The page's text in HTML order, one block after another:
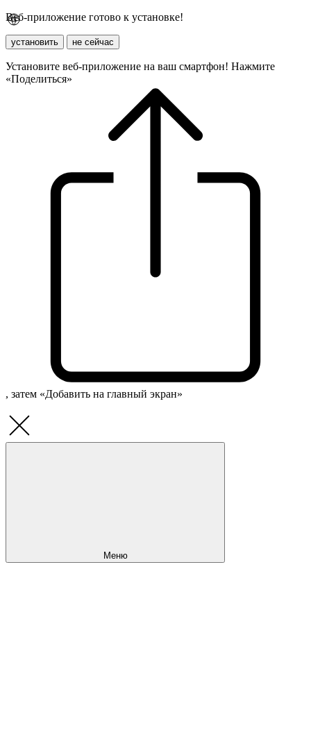
Веб-приложение готово к установке!
установить не сейчас
Установите веб-приложение на ваш смартфон! Нажмите
«Поделиться»
, затем «Добавить на главный экран»
Меню